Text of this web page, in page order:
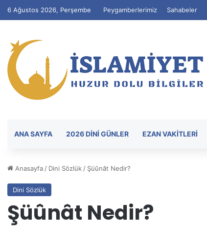
6 Ağustos 2026, Perşembe Peygamberlerimiz Sahabeler
ANA SAYFA 2026 DİNİ GÜNLER EZAN VAKITLERI
Anasayfa / Dini Sözlük / Şüûnât Nedir?
Dini Sözlük
Şüûnât Nedir?